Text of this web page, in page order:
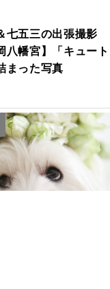
七五三の出張撮影
八幡宮】「キュート
まった写真